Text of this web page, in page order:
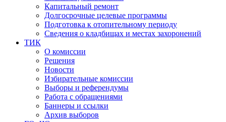
Капитальный ремонт
Долгосрочные целевые программы
Подготовка к отопительному периоду
Сведения о кладбищах и местах захоронений
ТИК
О комиссии
Решения
Новости
Избирательные комиссии
Выборы и референдумы
Работа с обращениями
Баннеры и ссылки
Архив выборов